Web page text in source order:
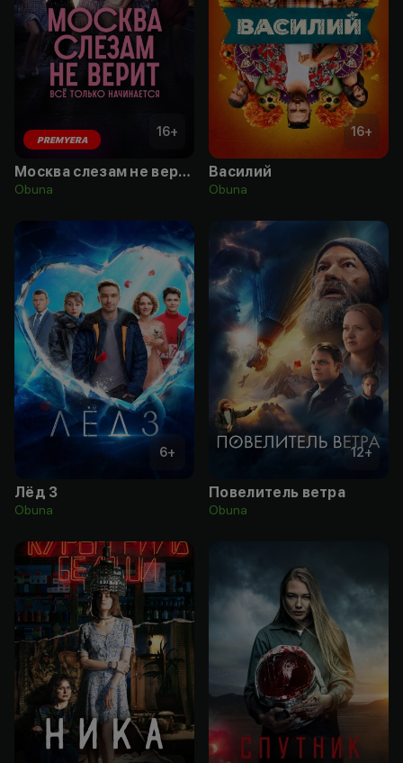
16+
PREMYERA
Москва слезам не верит. Всё только начинается
Obuna
16+
Василий
Obuna
6+
Лёд 3
Obuna
12+
Повелитель ветра
Obuna